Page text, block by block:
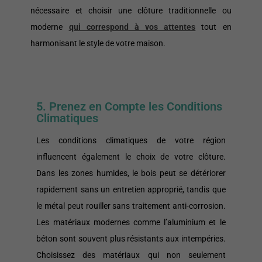
nécessaire et choisir une clôture traditionnelle ou
moderne qui correspond à vos attentes tout en
harmonisant le style de votre maison.
5. Prenez en Compte les Conditions
Climatiques
Les conditions climatiques de votre région
influencent également le choix de votre clôture.
Dans les zones humides, le bois peut se détériorer
rapidement sans un entretien approprié, tandis que
le métal peut rouiller sans traitement anti-corrosion.
Les matériaux modernes comme l’aluminium et le
béton sont souvent plus résistants aux intempéries.
Choisissez des matériaux qui non seulement